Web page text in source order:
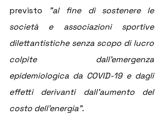
previsto
"al fine di sostenere le
società e associazioni sportive
dilettantistiche senza scopo di lucro
colpite dall'emergenza
epidemiologica da COVID-19 e dagli
effetti derivanti dall'aumento del
costo dell'energia".